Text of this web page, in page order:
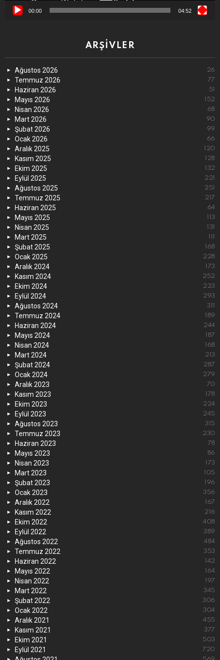
00:00 04:52
ARŞIVLER
Ağustos 2026 26
Temmuz 2026 77
Haziran 2026 51
Mayıs 2026 152
Nisan 2026 68
Mart 2026 90
Şubat 2026 99
Ocak 2026 66
Aralık 2025 120
Kasım 2025 128
Ekim 2025 132
Eylül 2025 221
Ağustos 2025 251
Temmuz 2025 217
Haziran 2025 64
Mayıs 2025 113
Nisan 2025 131
Mart 2025 111
Şubat 2025 168
Ocak 2025 228
Aralık 2024 173
Kasım 2024 252
Ekim 2024 223
Eylül 2024 293
Ağustos 2024 311
Temmuz 2024 189
Haziran 2024 244
Mayıs 2024 187
Nisan 2024 168
Mart 2024 213
Şubat 2024 287
Ocak 2024 279
Aralık 2023 70
Kasım 2023 178
Ekim 2023 224
Eylül 2023 245
Ağustos 2023 315
Temmuz 2023 230
Haziran 2023 78
Mayıs 2023 86
Nisan 2023 173
Mart 2023 105
Şubat 2023 196
Ocak 2023 356
Aralık 2022 167
Kasım 2022 216
Ekim 2022 408
Eylül 2022 389
Ağustos 2022 484
Temmuz 2022 353
Haziran 2022 142
Mayıs 2022 164
Nisan 2022 197
Mart 2022 345
Şubat 2022 306
Ocak 2022 304
Aralık 2021 455
Kasım 2021 377
Ekim 2021 503
Eylül 2021 720